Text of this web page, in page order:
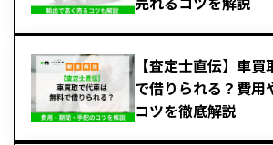
【査定士直伝】車買
で借りられる？費用
コツを徹底解説